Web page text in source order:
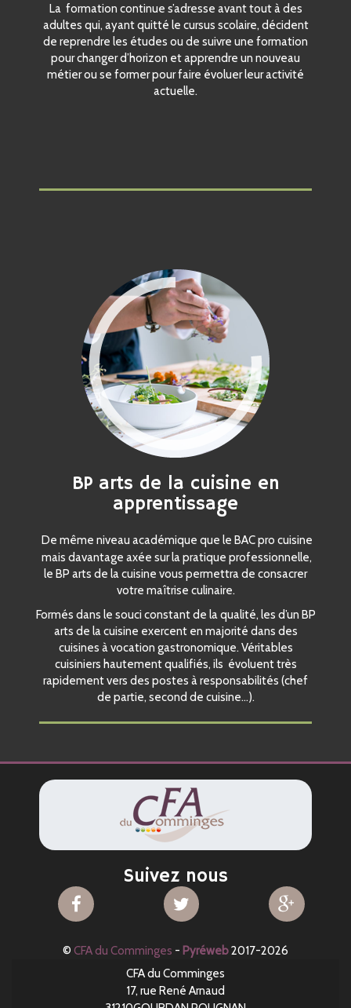
La formation continue s’adresse avant tout à des
adultes qui, ayant quitté le cursus scolaire, décident
de reprendre les études ou de suivre une formation
pour changer d’horizon et apprendre un nouveau
métier ou se former pour faire évoluer leur activité
actuelle.
BP arts de la cuisine en
apprentissage
De même niveau académique que le BAC pro cuisine
mais davantage axée sur la pratique professionnelle,
le BP arts de la cuisine vous permettra de consacrer
votre maîtrise culinaire.
Formés dans le souci constant de la qualité, les d’un BP
arts de la cuisine exercent en majorité dans des
cuisines à vocation gastronomique. Véritables
cuisiniers hautement qualifiés, ils évoluent très
rapidement vers des postes à responsabilités (chef
de partie, second de cuisine…).
Suivez nous
CFA
sur
Facebook
CFA
sur
Twitter
CFA
© CFA du Comminges - Pyréweb2017-2026
CFA du Comminges
17, rue René Arnaud